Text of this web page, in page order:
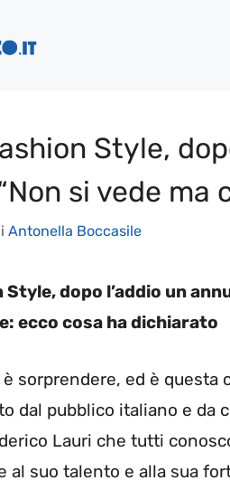
Style,
si vede ma
Antonella Boccasile
Style, dopo l’addio un
ecco cosa ha dichiarato
è sorprendere, ed è
dal pubblico italiano e da
Lauri che tutti
al suo talento e alla sua